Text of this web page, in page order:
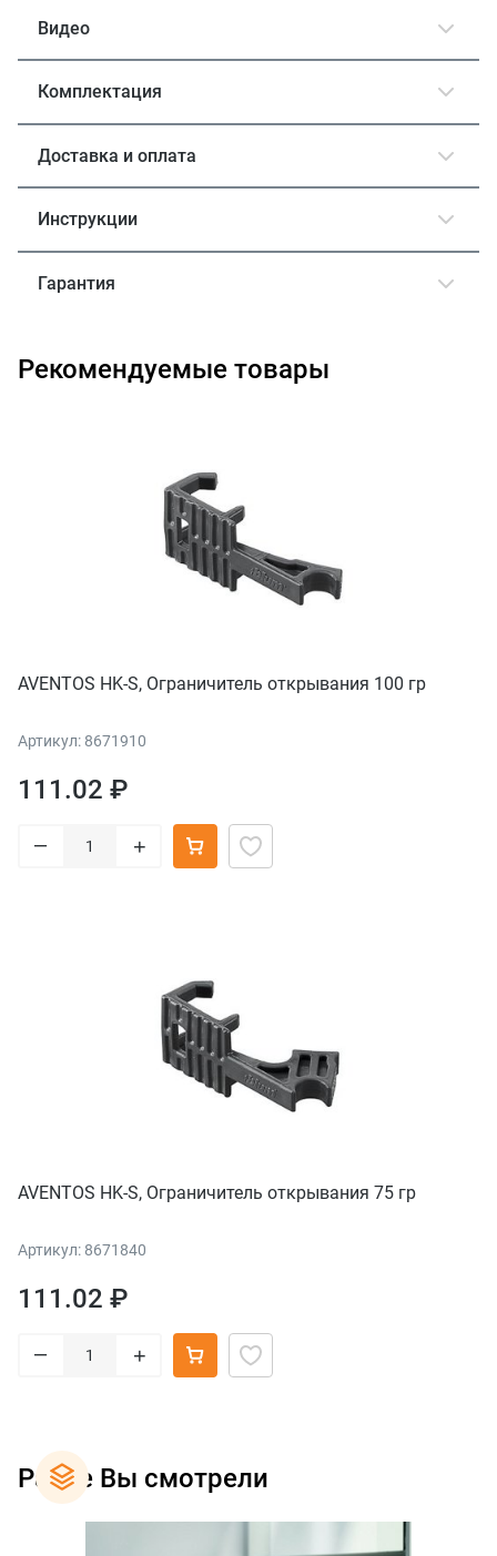
Видео
Комплектация
Доставка и оплата
Инструкции
Гарантия
Рекомендуемые товары
AVENTOS HK-S, Ограничитель открывания 100 гр
Артикул: 8671910
111.02 ₽
– +
AVENTOS HK-S, Ограничитель открывания 75 гр
Артикул: 8671840
111.02 ₽
– +
Ранее Вы смотрели